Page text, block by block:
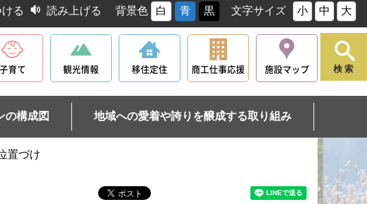
る 読み上げる 背景色 白 青 黒 文字サイズ 小 中 大
子育て 観光情報 移住定住 商工仕事応援 施設マップ
の構成図 地域への愛着や誇りを醸成する取り組み
検索
置づけ